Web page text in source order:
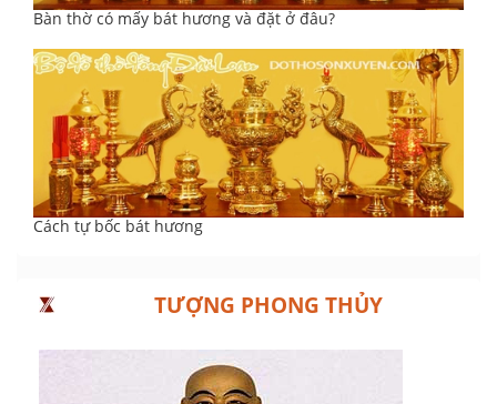
Bàn thờ có mấy bát hương và đặt ở đâu?
Cách tự bốc bát hương
TƯỢNG PHONG THỦY